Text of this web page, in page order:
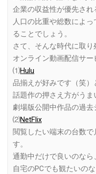
企業の収益性が優先され
人口の比重や総数によ
ることでしょう。
さて、そんな時代に取
オンライン動画配信サー
⑴Hulu
品揃えが好みです（笑）
話題作の押さえ方がうま
劇場版公開中作品の過去
⑵NetFlix
閲覧したい端末の台数
す。
通勤中だけで良いのなら
自宅のPCでも観たいの